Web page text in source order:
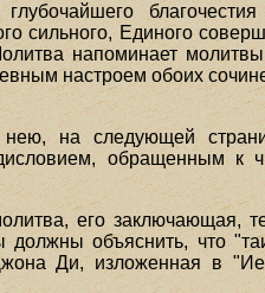
сильного, Единого
напоминает
настроем обоих
на следующей
обращенным к
его заключающая,
объяснить, что
Ди, изложенная в